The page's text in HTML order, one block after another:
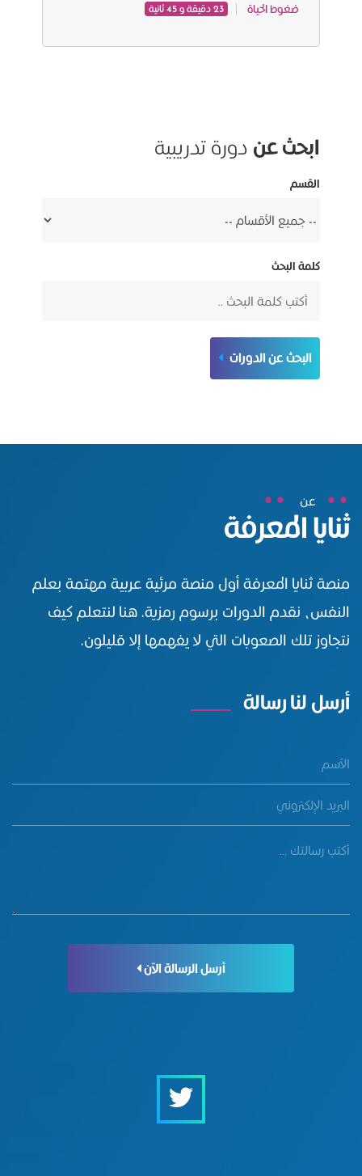
ضغوط الحياة 23 دقيقة و 45 ثانية
ابحث عن دورة تدريبية
القسم
كلمة البحث
البحث عن الدورات
عن
ثنايا المعرفة
منصة ثنايا المعرفة أول منصة مرئية عربية مهتمة بعلم
النفس، نقدم الدورات برسوم رمزية. هنا لنتعلم كيف
نتجاوز تلك الصعوبات التي لا يفهمها إلا قليلون.
أرسل لنا رسالة
أرسل الرسالة الآن